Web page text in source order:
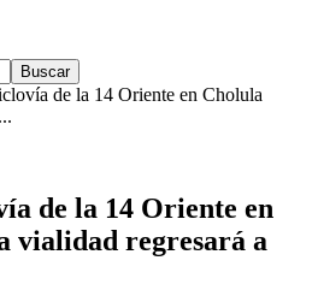
de la 14 Oriente en Cholula
de la 14 Oriente en
vialidad regresará a